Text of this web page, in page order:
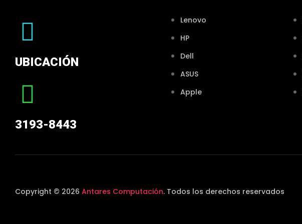
UBICACIÓN
3193-8443
Lenovo
HP
Dell
ASUS
Apple
Copyright © 2026 Antares Computación. Todos los derechos reservados